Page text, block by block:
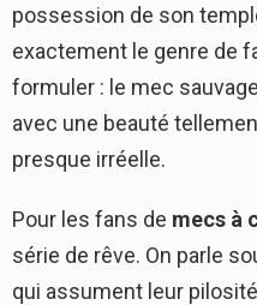
possession de son
exactement le genre de
formuler : le mec
avec une beauté
presque irréelle.
Pour les fans de mecs à
série de rêve. On parle
qui assument leur